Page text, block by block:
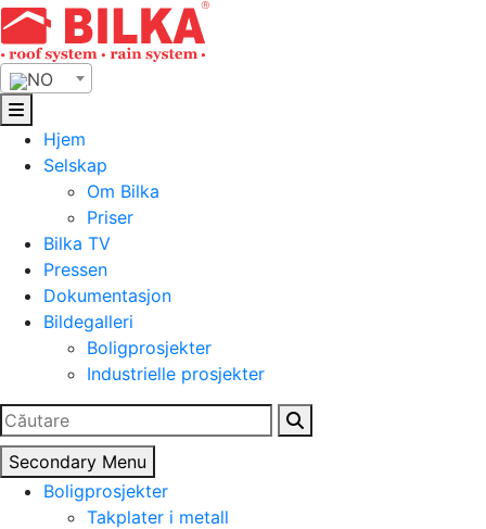
Skip
to
content
NO
Hjem
Selskap
Om Bilka
Priser
Bilka TV
Pressen
Dokumentasjon
Bildegalleri
Boligprosjekter
Industrielle prosjekter
Search
for:
Secondary Menu
Boligprosjekter
Takplater i metall